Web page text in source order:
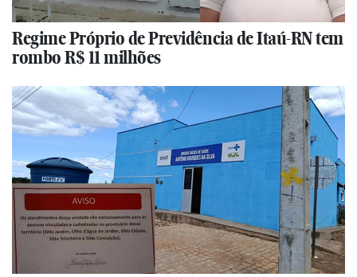
Regime Próprio de Previdência de Itaú-RN tem
rombo R$ 11 milhões